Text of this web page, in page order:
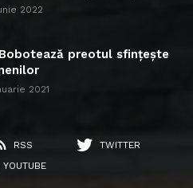
2022
preotul sfințește
2021
RSS
TWITTER
YOUTUBE